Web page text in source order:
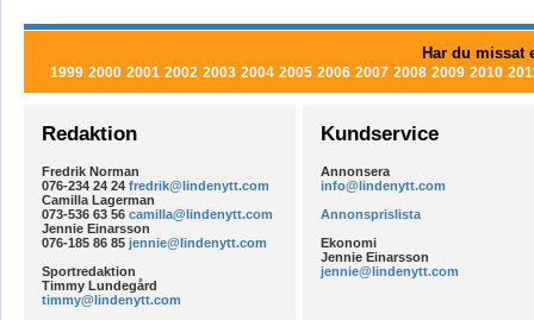
Har du missat
1999 2000 2001 2002 2003 2004 2005 2006 2007 2008 2009 2010
Redaktion
Fredrik Norman
076-234 24 24 fredrik@lindenytt.com
Camilla Lagerman
073-536 63 56 camilla@lindenytt.com
Jennie Einarsson
076-185 86 85 jennie@lindenytt.com
Sportredaktion
Timmy Lundegård
timmy@lindenytt.com
Kundservice
Annonsera
info@lindenytt.com
Annonsprislista
Ekonomi
Jennie Einarsson
jennie@lindenytt.com